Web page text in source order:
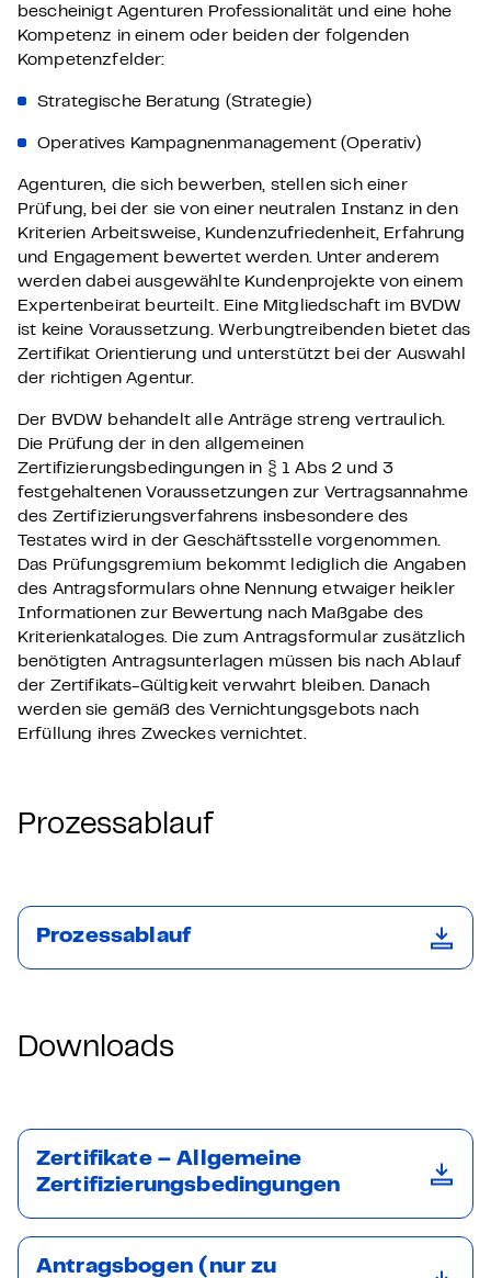
bescheinigt Agenturen Professionalität und eine hohe
Kompetenz in einem oder beiden der folgenden
Kompetenzfelder:
Strategische Beratung (Strategie)
Operatives Kampagnenmanagement (Operativ)
Agenturen, die sich bewerben, stellen sich einer
Prüfung, bei der sie von einer neutralen Instanz in den
Kriterien Arbeitsweise, Kundenzufriedenheit, Erfahrung
und Engagement bewertet werden. Unter anderem
werden dabei ausgewählte Kundenprojekte von einem
Expertenbeirat beurteilt. Eine Mitgliedschaft im BVDW
ist keine Voraussetzung. Werbungtreibenden bietet das
Zertifikat Orientierung und unterstützt bei der Auswahl
der richtigen Agentur.
Der BVDW behandelt alle Anträge streng vertraulich.
Die Prüfung der in den allgemeinen
Zertifizierungsbedingungen in § 1 Abs 2 und 3
festgehaltenen Voraussetzungen zur Vertragsannahme
des Zertifizierungsverfahrens insbesondere des
Testates wird in der Geschäftsstelle vorgenommen.
Das Prüfungsgremium bekommt lediglich die Angaben
des Antragsformulars ohne Nennung etwaiger heikler
Informationen zur Bewertung nach Maßgabe des
Kriterienkataloges. Die zum Antragsformular zusätzlich
benötigten Antragsunterlagen müssen bis nach Ablauf
der Zertifikats-Gültigkeit verwahrt bleiben. Danach
werden sie gemäß des Vernichtungsgebots nach
Erfüllung ihres Zweckes vernichtet.
Prozessablauf
Prozessablauf
Downloads
Zertifikate – Allgemeine
Zertifizierungsbedingungen
Antragsbogen (nur zu